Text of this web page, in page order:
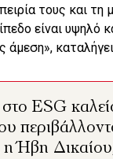
τους και τη
είναι υψηλό
ESG
η Ήβη